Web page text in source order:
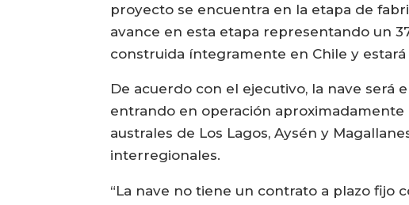
proyecto se encuentra en la etapa de
avance en esta etapa representando un
construida íntegramente en Chile y
De acuerdo con el ejecutivo, la nave será
entrando en operación aproximadamente
australes de Los Lagos, Aysén y
interregionales.
“La nave no tiene un contrato a plazo fijo